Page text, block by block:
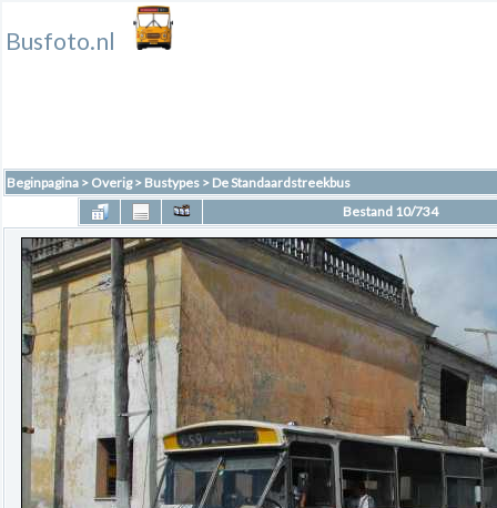
Busfoto.nl
Beginpagina > Overig> Bustypes > De Standaardstreekbus
Bestand 10/734